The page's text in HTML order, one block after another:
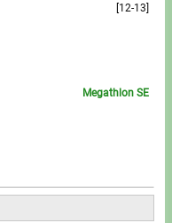
[12-13]
Megathlon SE